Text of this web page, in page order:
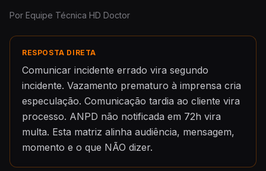
Por Equipe Técnica HD Doctor
RESPOSTA DIRETA
Comunicar incidente errado vira segundo
incidente. Vazamento prematuro à imprensa cria
especulação. Comunicação tardia ao cliente vira
processo. ANPD não notificada em 72h vira
multa. Esta matriz alinha audiência, mensagem,
momento e o que NÃO dizer.